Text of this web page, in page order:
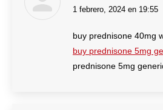
dice:
1 febrero, 2024 en 19:55
buy prednisone 40mg
buy prednisone 5mg
prednisone 5mg